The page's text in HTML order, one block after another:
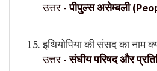
उत्तर -पीपुल्स असेम्बली
इथियोपिया की संसद का नाम
उत्तर -संघीय परिषद और